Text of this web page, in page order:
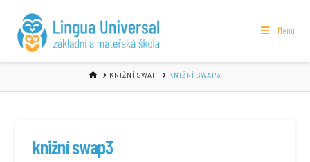
Menu
HOMEKNIŽNÍ SWAP KNIŽNÍ SWAP3
knižní swap3